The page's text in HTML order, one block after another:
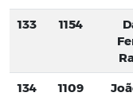
133 1154
134 1109